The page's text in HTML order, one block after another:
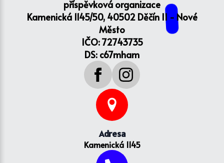
příspěvková organizace
Kamenická 1145/50, 40502 Děčín II - Nové
Město
IČO: 72743735
DS: c67mham
Adresa
Kamenická 1145